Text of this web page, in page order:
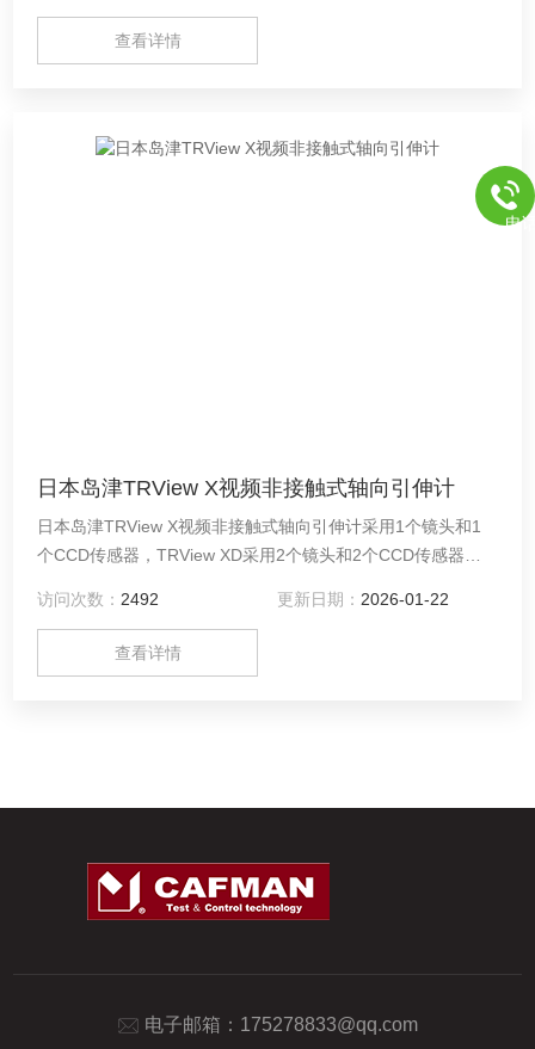
查看详情
日本岛津TRView X视频非接触式轴向引伸计
日本岛津TRView X视频非接触式轴向引伸计采用1个镜头和1
个CCD传感器，TRView XD采用2个镜头和2个CCD传感器。
触式引伸计的样品进行轴向、径向 的变形测量，并通过选择镜
头视野达到变化测量范围的目的。
访问次数： 2492 更新日期： 2026-01-22
查看详情
电子邮箱： 175278833@qq.com
电